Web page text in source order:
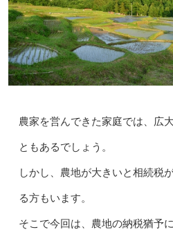
農家を営んできた家庭では、広
ともあるでしょう。
しかし、農地が大きいと相続税
る方もいます。
そこで今回は、農地の納税猶予